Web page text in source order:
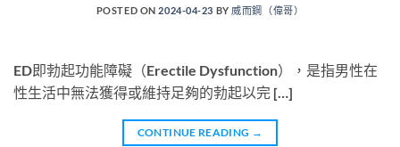
POSTED ON2024-04-23 BY 威而鋼（偉哥）
ED即勃起功能障礙（Erectile Dysfunction），是指男性在
性生活中無法獲得或維持足夠的勃起以完 […]
CONTINUE READING →